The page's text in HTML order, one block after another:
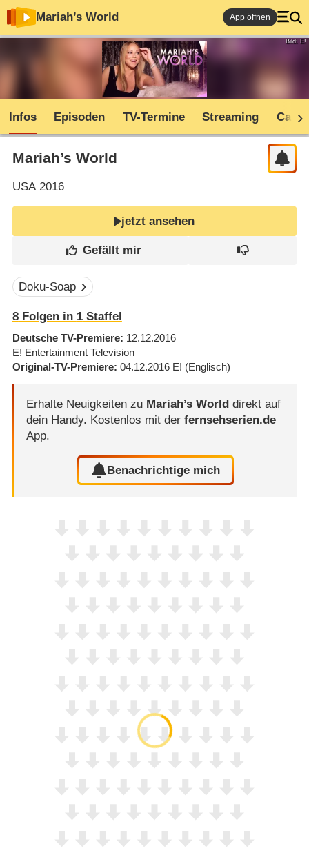
Mariah’s World App öffnen
Bild: E!
Infos Episoden TV-Termine Streaming Cast
Mariah’s World
USA2016
jetzt ansehen
Doku-Soap
8Folgen in 1Staffel
Deutsche TV-Premiere 12.12.2016
E! Entertainment Television
Original-TV-Premiere 04.12.2016 E! (Englisch)
Erhalte Neuigkeiten zu Mariah’s World direkt auf
dein Handy. Kostenlos mit der fernsehserien.de
App.
Benachrichtige mich